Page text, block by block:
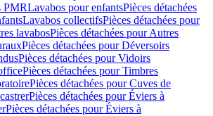
PMRLavabos pour enfantsPièces détachées
Lavabos collectifsPièces détachées pour
lavabosPièces détachées pour Autres
Pièces détachées pour Déversoirs
Pièces détachées pour Vidoirs
Pièces détachées pour Timbres
Pièces détachées pour Cuves de
Pièces détachées pour Éviers à
Pièces détachées pour Éviers à